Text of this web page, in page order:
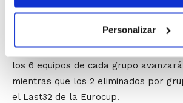
Personalizar
En próximas fechas se conocerá el
esta primera fase de la competición,
los 6 equipos de cada grupo
mientras que los 2 eliminados por
el Last32 de la Eurocup.